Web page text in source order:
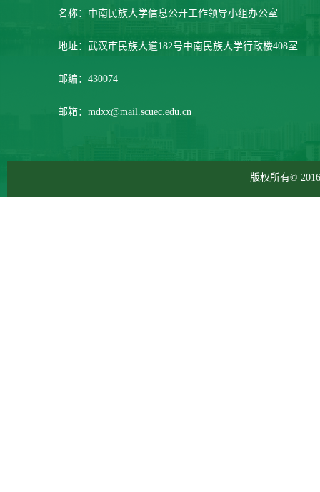
名称：中南民族大学信息公开工作领导小组办公室
地址：武汉市民族大道182号中南民族大学行政楼408室
邮编：430074
邮箱：mdxx@mail.scuec.edu.cn
版权所有©